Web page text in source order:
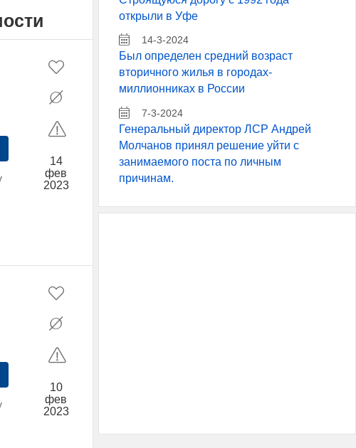
14
фев
2023
10
фев
2023
открыли в Уфе
14-3-2024
Был определен средний возраст
вторичного жилья в городах-
миллионниках в России
7-3-2024
Генеральный директор ЛСР Андрей
Молчанов принял решение уйти с
занимаемого поста по личным
причинам.